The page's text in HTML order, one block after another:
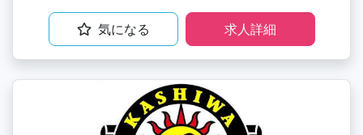
気になる 求人詳細